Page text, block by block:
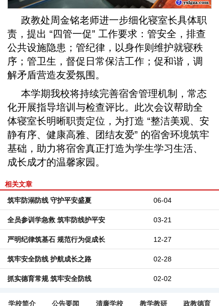
政教处周金铭老师进一步细化寝室长具体职
责，提出 “四管一促” 工作要求：管安全，排查
公共设施隐患；管纪律，以身作则维护就寝秩
序；管卫生，督促日常保洁工作；促和谐，调
解矛盾营造友爱氛围。
本学期我校将持续完善宿舍管理机制，常态
化开展指导培训与检查评比。此次会议帮助全
体寝室长明晰职责定位，为打造 “整洁美观、安
静有序、健康高雅、团结友爱” 的宿舍环境筑牢
基础，助力将宿舍真正打造为学生学习生活、
成长成才的温馨家园。
相关文章
06-04
筑牢防溺防线 守护平安盛夏
03-21
全员参训学急救 筑牢防线护平安
12-27
严明纪律筑基石 规范行为促成长
02-28
筑牢安全防线 护航成长之路
02-02
抓实德育常规 筑牢安全防线
学校简介 公告要闻 清廉学校 教学教研 政教德育